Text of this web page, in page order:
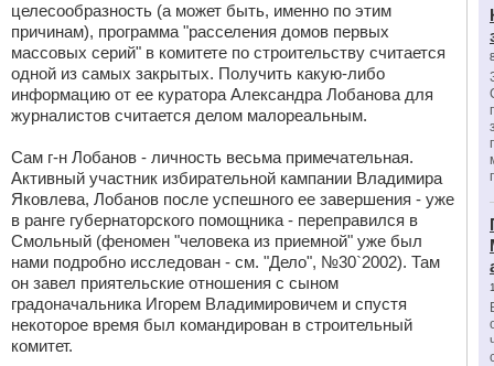
целесообразность (а может быть, именно по этим
причинам), программа "расселения домов первых
массовых серий" в комитете по строительству считается
одной из самых закрытых. Получить какую-либо
информацию от ее куратора Александра Лобанова для
журналистов считается делом малореальным.
Сам г-н Лобанов - личность весьма примечательная.
Активный участник избирательной кампании Владимира
Яковлева, Лобанов после успешного ее завершения - уже
в ранге губернаторского помощника - переправился в
Смольный (феномен "человека из приемной" уже был
нами подробно исследован - см. "Дело", №30`2002). Там
он завел приятельские отношения с сыном
градоначальника Игорем Владимировичем и спустя
некоторое время был командирован в строительный
комитет.